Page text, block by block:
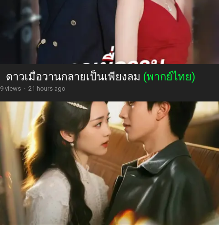
ดาวเมื่อวานกลายเป็นเพียงลม (พากย์ไทย)
9 views · 21 hours ago